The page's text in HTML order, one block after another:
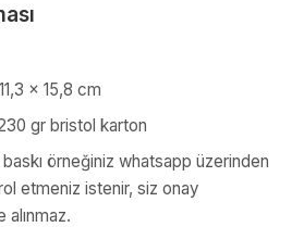
x 15,8 cm
gr bristol karton
baskı örneğiniz whatsapp üzerinden
etmeniz istenir, siz onay